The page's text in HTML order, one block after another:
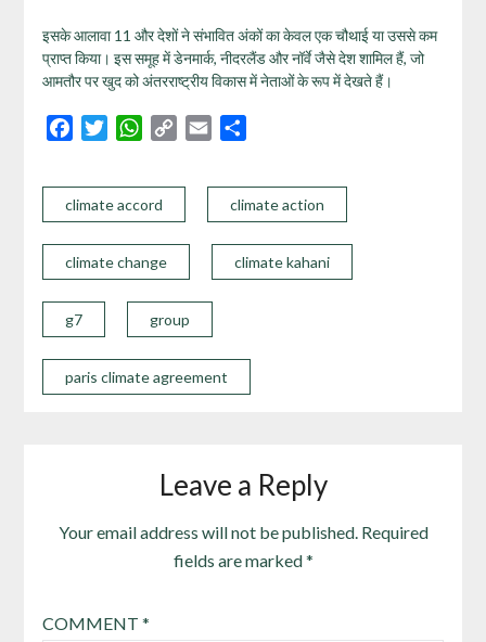
इसके आलावा 11 और देशों ने संभावित अंकों का केवल एक चौथाई या उससे कम
प्राप्त किया। इस समूह में डेनमार्क, नीदरलैंड और नॉर्वे जैसे देश शामिल हैं, जो
आमतौर पर खुद को अंतरराष्ट्रीय विकास में नेताओं के रूप में देखते हैं।
FacebookTwitterWhatsApp
Copy
Email
climate accord climate action
climate change climate kahani
g7 group
paris climate agreement
Leave a Reply
Your email address will not be published. Required
fields are marked*
COMMENT *